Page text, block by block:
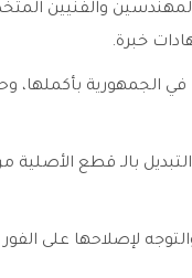
المهندسين والفنيين
خبرة.
الجمهورية بأكملها،
بالـ قطع الأصلية
لإصلاحها على